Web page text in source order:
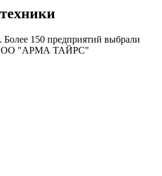
Более 150 предприятий выбрали
ООО "АРМА ТАЙРС"